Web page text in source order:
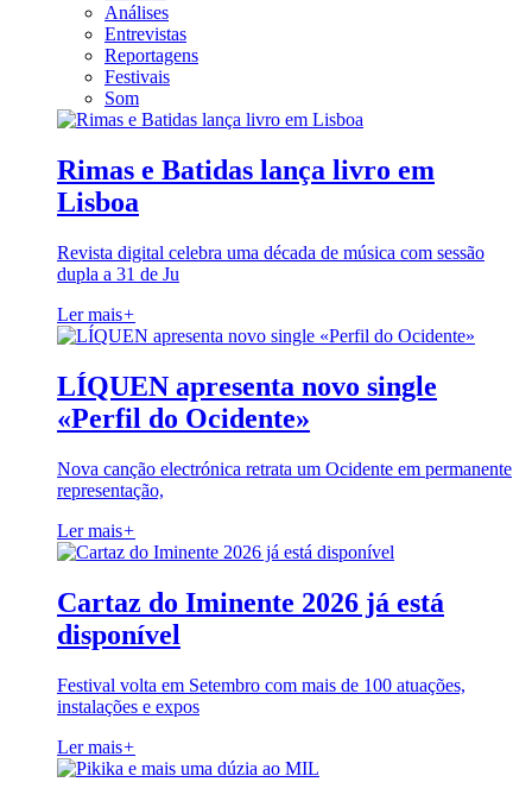
Análises
Entrevistas
Reportagens
Festivais
Som
Rimas e Batidas lança livro em
Lisboa
Revista digital celebra uma década de música com sessão
dupla a 31 de Ju
Ler mais+
LÍQUEN apresenta novo single
«Perfil do Ocidente»
Nova canção electrónica retrata um Ocidente em permanente
representação,
Ler mais+
Cartaz do Iminente 2026 já está
disponível
Festival volta em Setembro com mais de 100 atuações,
instalações e expos
Ler mais+